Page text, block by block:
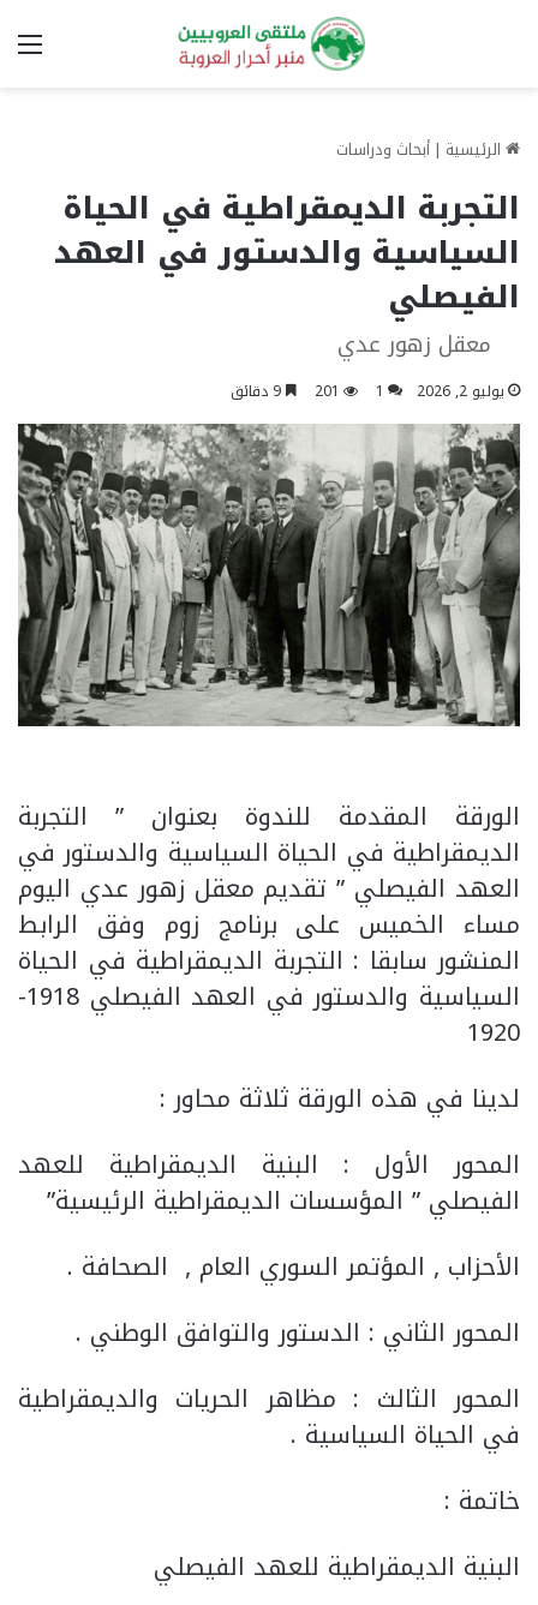
الرئيسية | أبحاث ودراسات
التجربة الديمقراطية في الحياة
السياسية والدستور في العهد
الفيصلي
معقل زهور عدي
يوليو 2, 2026 1
201
الورقة المقدمة للندوة بعنوان ” التجربة
الديمقراطية في الحياة السياسية والدستور في
العهد الفيصلي ” تقديم معقل زهور عدي اليوم
مساء الخميس على برنامج زوم وفق الرابط
المنشور سابقا : التجربة الديمقراطية في الحياة
السياسية والدستور في العهد الفيصلي 1918-
1920
لدينا في هذه الورقة ثلاثة محاور :
المحور الأول : البنية الديمقراطية للعهد
الفيصلي ” المؤسسات الديمقراطية الرئيسية”
الأحزاب , المؤتمر السوري العام , الصحافة .
المحور الثاني : الدستور والتوافق الوطني .
المحور الثالث : مظاهر الحريات والديمقراطية
في الحياة السياسية .
خاتمة :
البنية الديمقراطية للعهد الفيصلي